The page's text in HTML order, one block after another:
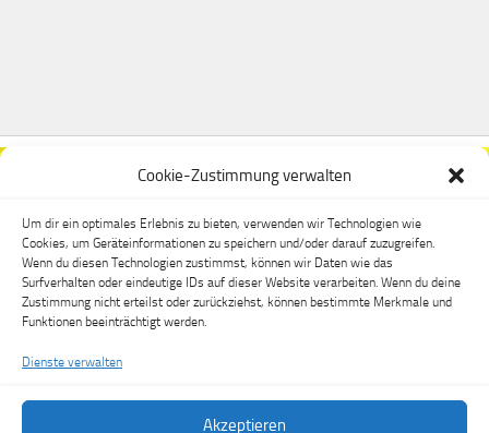
Cookie-Zustimmung verwalten
Um dir ein optimales Erlebnis zu bieten, verwenden wir Technologien wie
Cookies, um Geräteinformationen zu speichern und/oder darauf zuzugreifen.
Wenn du diesen Technologien zustimmst, können wir Daten wie das
Surfverhalten oder eindeutige IDs auf dieser Website verarbeiten. Wenn du deine
Zustimmung nicht erteilst oder zurückziehst, können bestimmte Merkmale und
Funktionen beeinträchtigt werden.
Dienste verwalten
Akzeptieren